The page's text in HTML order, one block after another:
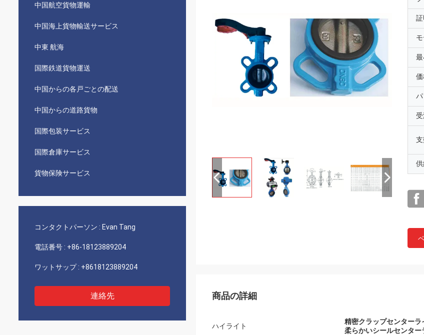
中国航空貨物運輸
中国海上貨物輸送サービス
中東 航海
国際鉄道貨物運送
中国からの各戸ごとの配送
中国からの道路貨物
国際包装サービス
国際倉庫サービス
貨物保険サービス
コンタクトパーソン : Evan Tang
電話番号 : +86-18123889204
ワットサップ : +8618123889204
連絡先
証
商品の詳細
ハイライト
精密クラップセンター
柔らかいシールセンタ